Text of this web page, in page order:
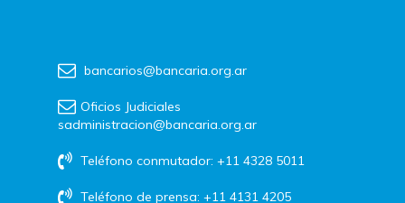
bancarios@bancaria.org.ar
Oficios Judiciales
sadministracion@bancaria.org.ar
Teléfono conmutador: +11 4328 5011
Teléfono de prensa: +11 4131 4205